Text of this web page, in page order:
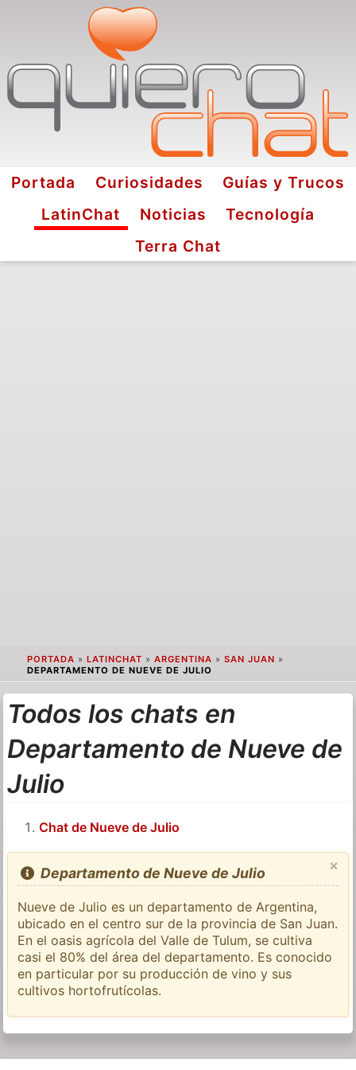
Portada Curiosidades
Guías y Trucos
LatinChat
Noticias
Tecnología
Terra Chat
PORTADA » LATINCHAT » ARGENTINA » SAN JUAN »
DEPARTAMENTO DE NUEVE DE JULIO
Todos los chats en
Departamento de Nueve de
Julio
Chat de Nueve de Julio
×
Departamento de Nueve de Julio
Nueve de Julio es un departamento de Argentina,
ubicado en el centro sur de la provincia de San Juan.
En el oasis agrícola del Valle de Tulum, se cultiva
casi el 80% del área del departamento. Es conocido
en particular por su producción de vino y sus
cultivos hortofrutícolas.